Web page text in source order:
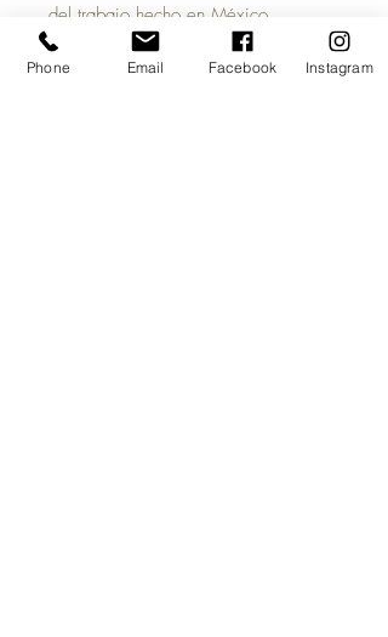
del trabajo hecho en México.
Las imágenes mostradas en esta
Phone Email Facebook Instagram